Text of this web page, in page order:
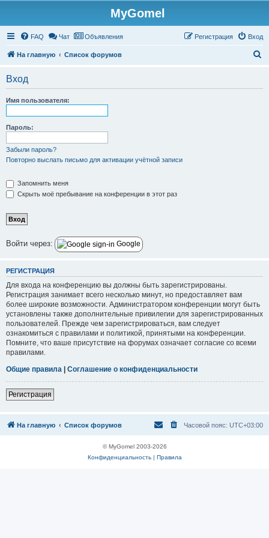
MyGomel
FAQ Чат Объявления Вход
Регистрация
На главную Список форумов
Вход
Имя пользователя:
Пароль:
Забыли пароль?
Повторно выслать письмо для активации учётной записи
Запомнить меня
Скрыть моё пребывание на конференции в этот раз
Войти через: Google
РЕГИСТРАЦИЯ
Для входа на конференцию вы должны быть зарегистрированы.
Регистрация занимает всего несколько минут, но предоставляет вам
более широкие возможности. Администратором конференции могут быть
установлены также дополнительные привилегии для зарегистрированных
пользователей. Прежде чем зарегистрироваться, вам следует
ознакомиться с правилами и политикой, принятыми на конференции.
Помните, что ваше присутствие на форумах означает согласие со всеми
правилами.
Общие правила | Соглашение о конфиденциальности
Регистрация
На главную Список форумов Часовой пояс: UTC+03:00
© MyGomel 2003-2026
Конфиденциальность| Правила